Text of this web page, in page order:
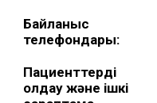
Байланыс
телефондары:
Пациенттерді
қолдау және ішкі